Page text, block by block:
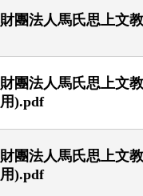
財團法人馬氏思上文
財團法人馬氏思上文
用).pdf
財團法人馬氏思上文
用).pdf